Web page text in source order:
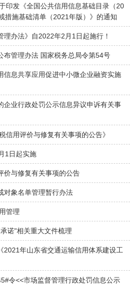
印发《全国公共信用信息基础目录（20
措施基础清单（2021年版）》的通知
理办法》自2022年2月1日起施行！
布管理办法 国家税务总局令第54号
信息共享应用促进中小微企业融资实施
企业行政处罚公示信息异议申诉有关事
信用评价与修复有关事项的公告》
1日起实施
价与修复有关事项的公告
对象名单管理暂行办法
管理
诺"相关重大文件梳理
2021年山东省交通运输信用体系建设工
令<<市场监督管理行政处罚信息公示